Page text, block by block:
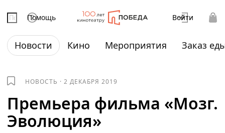
Помощь Войти
Новости Кино Мероприятия Заказ
НОВОСТЬ ·2 ДЕКАБРЯ 2019
Премьера фильма «Мозг.
Эволюция»